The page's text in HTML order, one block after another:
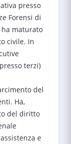
presso
Forensi di
ha maturato
civile. In
terzi)
del
Ha,
del diritto
e